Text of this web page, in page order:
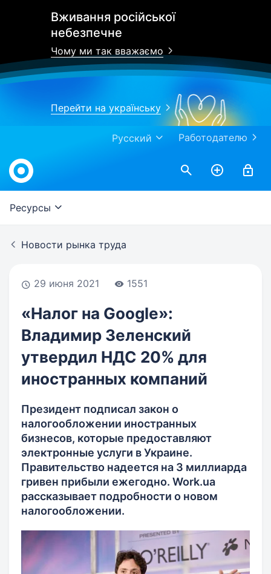
Вживання російської
небезпечне
Чому ми так вважаємо
Перейти на українську
Работодателю
Русский
Work.ua
Ресурсы
Новости рынка труда
29 июня 2021 1551
«Налог на Google»:
Владимир Зеленский
утвердил НДС 20% для
иностранных компаний
Президент подписал закон о
налогообложении иностранных
бизнесов, которые предоставляют
электронные услуги в Украине.
Правительство надеется на 3 миллиарда
гривен прибыли ежегодно. Work.ua
рассказывает подробности о новом
налогообложении.